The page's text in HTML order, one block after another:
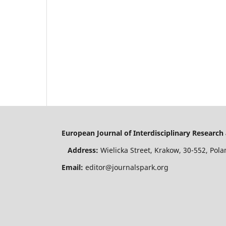
European Journal of Interdisciplinary
Address: Wielicka Street, Krakow, 30-552,
Email: editor@journalspark.org